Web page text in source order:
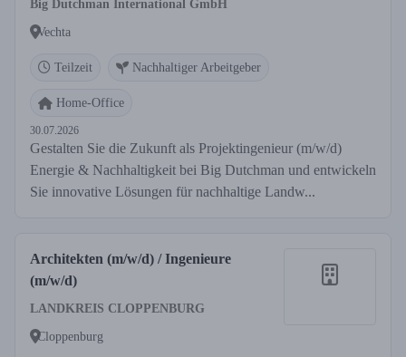
Big Dutchman International GmbH
Vechta
Teilzeit Nachhaltiger Arbeitgeber
Home-Office
30.07.2026
Gestalten Sie die Zukunft als Projektingenieur (m/w/d)
Energie & Nachhaltigkeit bei Big Dutchman und entwickeln
Sie innovative Lösungen für nachhaltige Landw...
Architekten (m/w/d) / Ingenieure
(m/w/d)
LANDKREIS CLOPPENBURG
Cloppenburg